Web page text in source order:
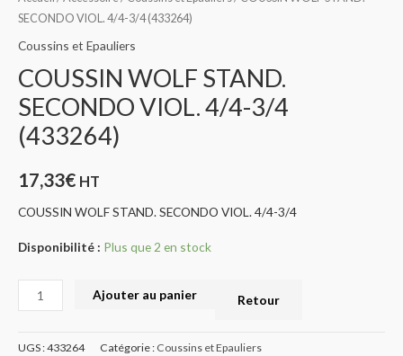
SECONDO VIOL. 4/4-3/4 (433264)
Coussins et Epauliers
COUSSIN WOLF STAND.
SECONDO VIOL. 4/4-3/4
(433264)
17,33€ HT
COUSSIN WOLF STAND. SECONDO VIOL. 4/4-3/4
Disponibilité : Plus que 2 en stock
Ajouter au panier Retour
UGS :433264 Catégorie : Coussins et Epauliers